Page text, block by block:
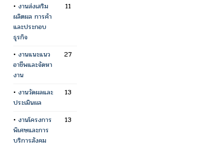
• งานส่งเสริม
ผลิตผล การค้า
และประกอบ
ธุรกิจ
11
• งานแนะแนว
อาชีพและจัดหา
งาน
27
• งานวัดผลและ
ประเมินผล
13
• งานโครงการ
พิเศษและการ
บริการสังคม
13